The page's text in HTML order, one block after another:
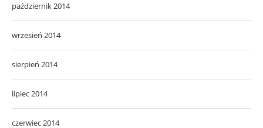
październik 2014
wrzesień 2014
sierpień 2014
lipiec 2014
czerwiec 2014